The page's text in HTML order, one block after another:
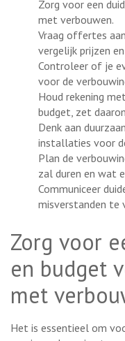
Zorg voor een
met verbouwen.
Vraag offertes
vergelijk prijzen
Controleer of je
voor de
Houd rekening
budget, zet
Denk aan
installaties voor
Plan de
zal duren en wat
Communiceer
misverstanden te
Zorg voor
en budget
met
Het is essentieel om